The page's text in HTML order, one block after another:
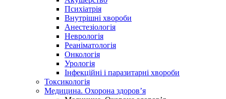
Психіатрія
Внутрішні хвороби
Анестезіологія
Неврологія
Реаніматологія
Онкологія
Урологія
Інфекційні і паразитарні хвороби
Токсикологія
Медицина. Охорона здоров’я